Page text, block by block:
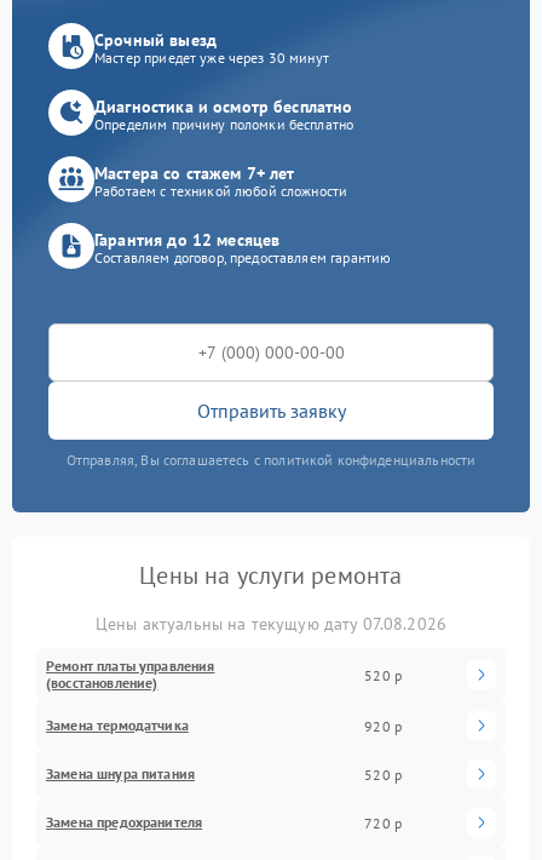
Срочный выезд
Мастер приедет уже через 30 минут
Диагностика и осмотр бесплатно
Определим причину поломки бесплатно
Мастера со стажем 7+ лет
Работаем с техникой любой сложности
Гарантия до 12 месяцев
Составляем договор, предоставляем гарантию
Отправить заявку
Отправляя, Вы соглашаетесь с политикой конфиденциальности
Цены на услуги ремонта
Цены актуальны на текущую дату 07.08.2026
Ремонт платы управления
(восстановление)
520 р
Замена термодатчика 920 р
Замена шнура питания 520 р
Замена предохранителя 720 р